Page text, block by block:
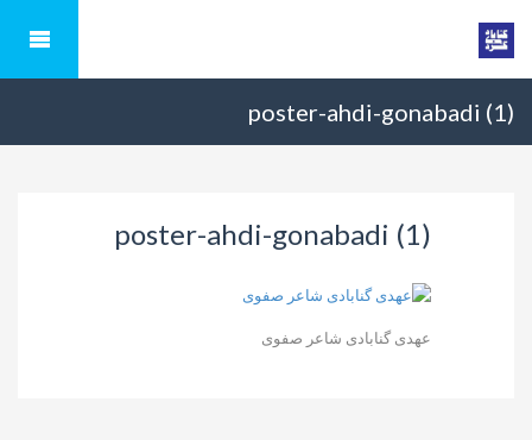
poster-ahdi-gonabadi (1)
poster-ahdi-gonabadi (1)
عهدی گنابادی شاعر صفوی